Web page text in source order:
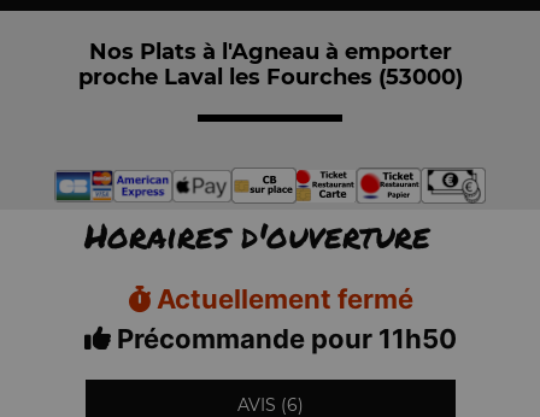
Nos Plats à l'Agneau à emporter
proche Laval les Fourches (53000)
Horaires d'ouverture
Actuellement fermé
Précommande pour 11h50
AVIS (6)